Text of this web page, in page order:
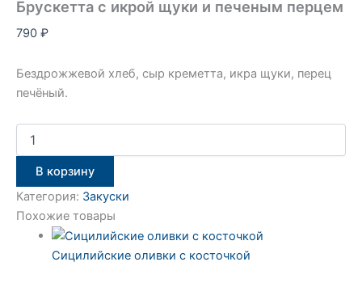
Брускетта с икрой щуки и печеным перцем
790 ₽
Бездрожжевой хлеб, сыр креметта, икра щуки, перец
печёный.
В корзину
Категория: Закуски
Похожие товары
Сицилийские оливки с косточкой